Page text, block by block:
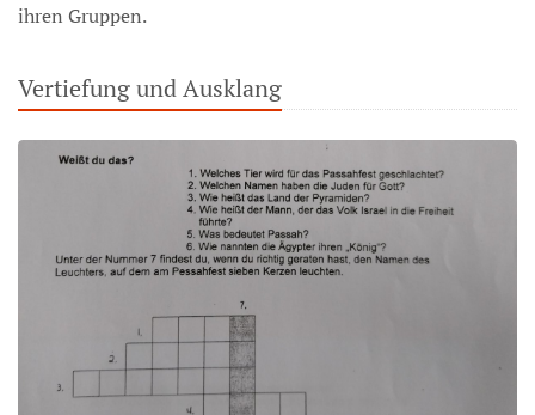
ihren Gruppen.
Vertiefung und Ausklang